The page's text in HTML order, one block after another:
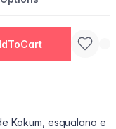
Kokum, esqualano e